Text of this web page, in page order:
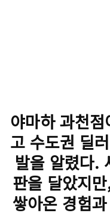
야마하 과천
고 수도권 딜
발을 알렸다.
판을 달았지
쌓아온 경험